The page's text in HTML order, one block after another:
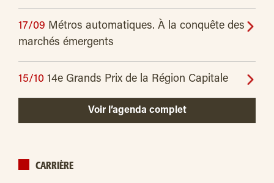
17/09 Métros automatiques. À la conquête des
marchés émergents
15/10 14e Grands Prix de la Région Capitale
Voir l’agenda complet
CARRIÈRE